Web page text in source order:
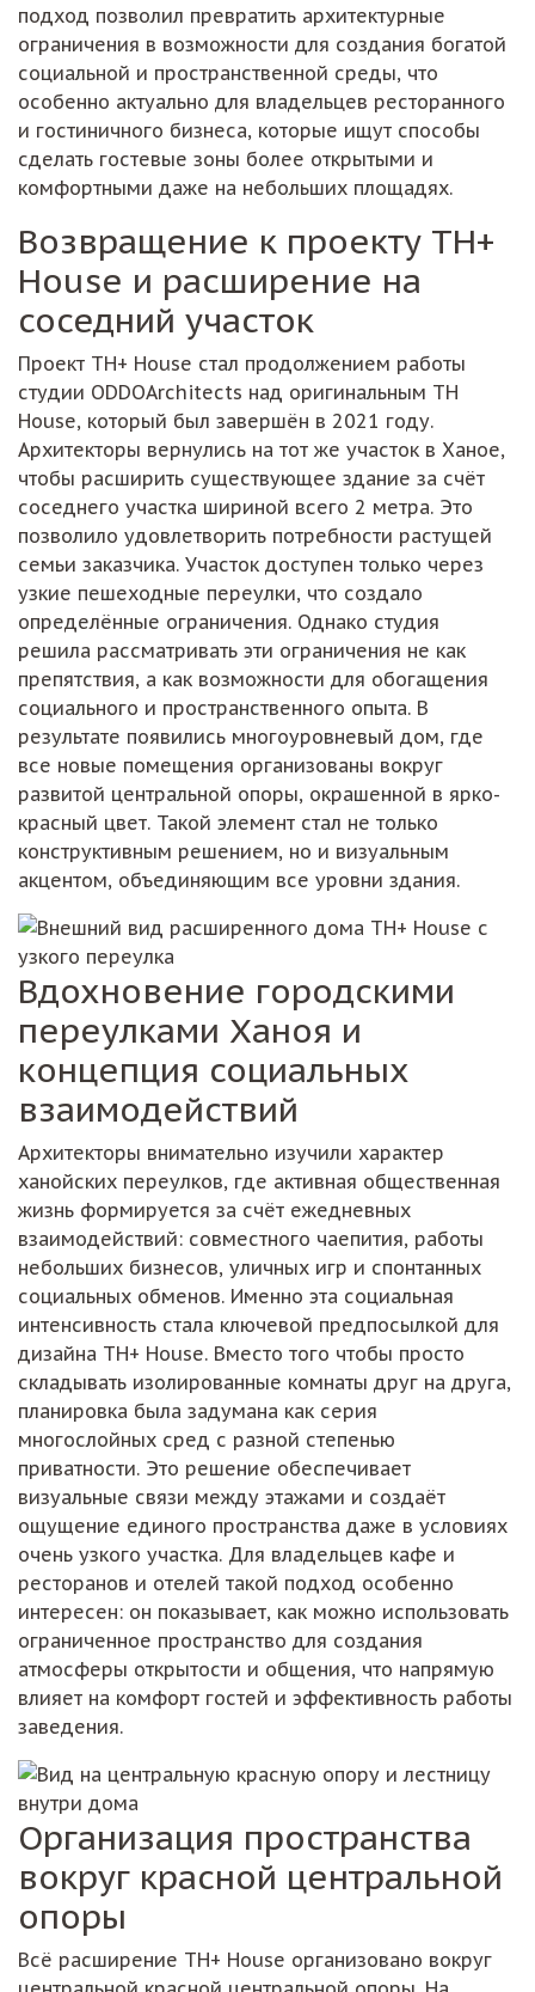
подход позволил превратить архитектурные
ограничения в возможности для создания богатой
социальной и пространственной среды, что
особенно актуально для владельцев ресторанного
и гостиничного бизнеса, которые ищут способы
сделать гостевые зоны более открытыми и
комфортными даже на небольших площадях.
Возвращение к проекту TH+
House и расширение на
соседний участок
Проект TH+ House стал продолжением работы
студии ODDOArchitects над оригинальным TH
House, который был завершён в 2021 году.
Архитекторы вернулись на тот же участок в Ханое,
чтобы расширить существующее здание за счёт
соседнего участка шириной всего 2 метра. Это
позволило удовлетворить потребности растущей
семьи заказчика. Участок доступен только через
узкие пешеходные переулки, что создало
определённые ограничения. Однако студия
решила рассматривать эти ограничения не как
препятствия, а как возможности для обогащения
социального и пространственного опыта. В
результате появились многоуровневый дом, где
все новые помещения организованы вокруг
развитой центральной опоры, окрашенной в ярко-
красный цвет. Такой элемент стал не только
конструктивным решением, но и визуальным
акцентом, объединяющим все уровни здания.
Вдохновение городскими
переулками Ханоя и
концепция социальных
взаимодействий
Архитекторы внимательно изучили характер
ханойских переулков, где активная общественная
жизнь формируется за счёт ежедневных
взаимодействий: совместного чаепития, работы
небольших бизнесов, уличных игр и спонтанных
социальных обменов. Именно эта социальная
интенсивность стала ключевой предпосылкой для
дизайна TH+ House. Вместо того чтобы просто
складывать изолированные комнаты друг на друга,
планировка была задумана как серия
многослойных сред с разной степенью
приватности. Это решение обеспечивает
визуальные связи между этажами и создаёт
ощущение единого пространства даже в условиях
очень узкого участка. Для владельцев кафе и
ресторанов и отелей такой подход особенно
интересен: он показывает, как можно использовать
ограниченное пространство для создания
атмосферы открытости и общения, что напрямую
влияет на комфорт гостей и эффективность работы
заведения.
Организация пространства
вокруг красной центральной
опоры
Всё расширение TH+ House организовано вокруг